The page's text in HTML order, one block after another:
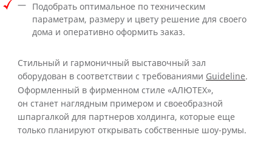
Подобрать оптимальное по техническим
параметрам, размеру и цвету решение для своего
дома и оперативно оформить заказ.
Стильный и гармоничный выставочный зал
оборудован в соответствии с требованиями Guideline.
Оформленный в фирменном стиле «АЛЮТЕХ»,
он станет наглядным примером и своеобразной
шпаргалкой для партнеров холдинга, которые еще
только планируют открывать собственные шоу-румы.